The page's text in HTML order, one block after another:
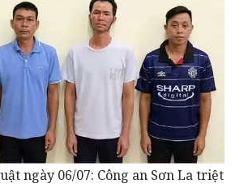
ngày 06/07: Công an Sơn La triệt
độ bóng đá thu lời bất chính hàng